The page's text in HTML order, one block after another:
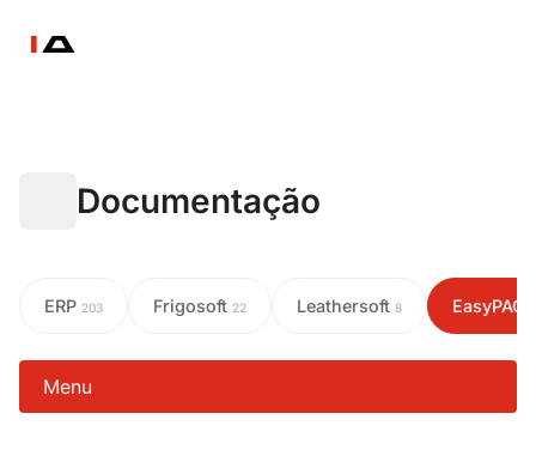
Documentação
ERP 203 Frigosoft 22 Leathersoft 8 EasyPAC
Menu